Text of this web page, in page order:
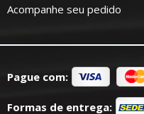
Acompanhe seu pedido
Pague com:
Formas de entrega: